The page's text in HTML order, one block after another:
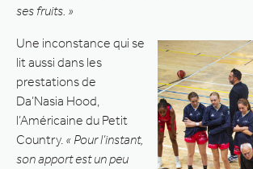
ses fruits. »
Une inconstance qui se
lit aussi dans les
prestations de
Da’Nasia Hood,
l’Américaine du Petit
Country. « Pour l’instant,
son apport est un peu